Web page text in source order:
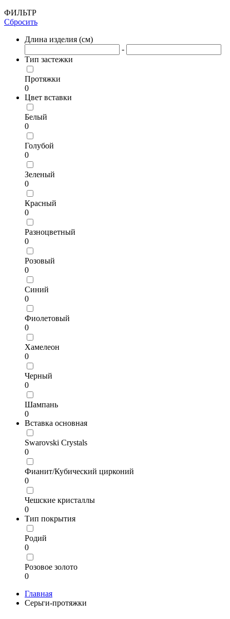
ФИЛЬТР
Сбросить
Длина изделия (см)
-
Тип застежки
Протяжки
0
Цвет вставки
Белый
0
Голубой
0
Зеленый
0
Красный
0
Разноцветный
0
Розовый
0
Синий
0
Фиолетовый
0
Хамелеон
0
Черный
0
Шампань
0
Вставка основная
Swarovski Crystals
0
Фианит/Кубический цирконий
0
Чешские кристаллы
0
Тип покрытия
Родий
0
Розовое золото
0
Главная
Серьги-протяжки